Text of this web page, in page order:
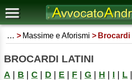
… Massime e Aforismi Brocardi
BROCARDI LATINI
A | B | C | D | E | F | G | H | I | L |